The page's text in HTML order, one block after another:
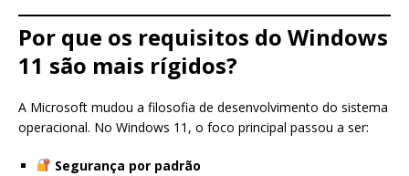
Por que os requisitos do Windows
11 são mais rígidos?
A Microsoft mudou a filosofia de desenvolvimento do sistema
operacional. No Windows 11, o foco principal passou a ser:
Segurança por padrão